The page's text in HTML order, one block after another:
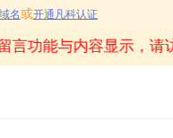
名或开通凡科认证
言功能与内容显示，请